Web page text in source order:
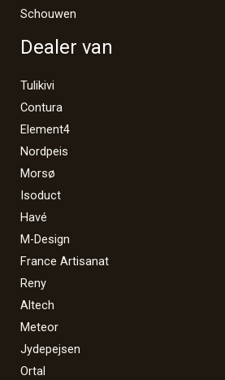
Schouwen
Dealer van
Tulikivi
Contura
Element4
Nordpeis
Morsø
Isoduct
Havé
M-Design
France Artisanat
Reny
Altech
Meteor
Jydepejsen
Ortal